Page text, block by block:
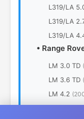
L319/LA
L319/LA
L319/LA
• Range
LM 3.0 TD
LM 3.6 TD
LM 4.2